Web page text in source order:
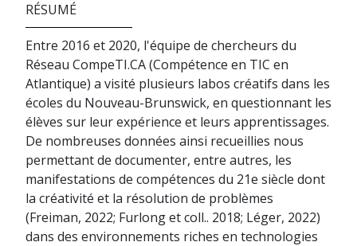
RÉSUMÉ
Entre 2016 et 2020, l'équipe de chercheurs du
Réseau CompeTI.CA (Compétence en TIC en
Atlantique) a visité plusieurs labos créatifs dans les
écoles du Nouveau-Brunswick, en questionnant les
élèves sur leur expérience et leurs apprentissages.
De nombreuses données ainsi recueillies nous
permettant de documenter, entre autres, les
manifestations de compétences du 21e siècle dont
la créativité et la résolution de problèmes
(Freiman, 2022; Furlong et coll.. 2018; Léger, 2022)
dans des environnements riches en technologies